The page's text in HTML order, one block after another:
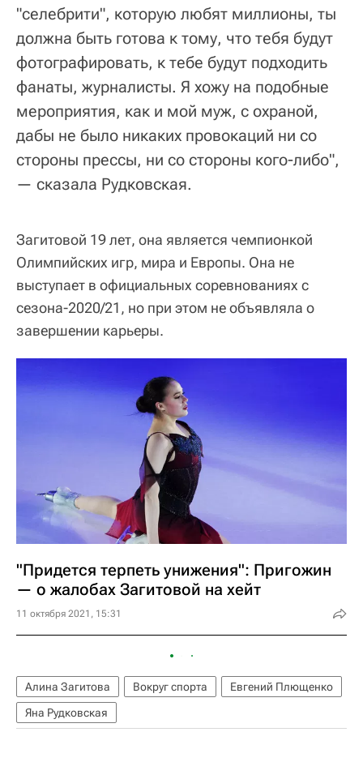
"селебрити", которую любят миллионы, ты
должна быть готова к тому, что тебя будут
фотографировать, к тебе будут подходить
фанаты, журналисты. Я хожу на подобные
мероприятия, как и мой муж, с охраной,
дабы не было никаких провокаций ни со
стороны прессы, ни со стороны кого-либо",
— сказала Рудковская.
Загитовой 19 лет, она является чемпионкой
Олимпийских игр, мира и Европы. Она не
выступает в официальных соревнованиях с
сезона-2020/21, но при этом не объявляла о
завершении карьеры.
"Придется терпеть унижения": Пригожин
— о жалобах Загитовой на хейт
11 октября 2021, 15:31
Алина Загитова Вокруг спорта
Евгений Плющенко
Яна Рудковская